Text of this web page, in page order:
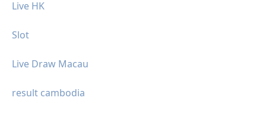
Live HK
Slot
Live Draw Macau
result cambodia